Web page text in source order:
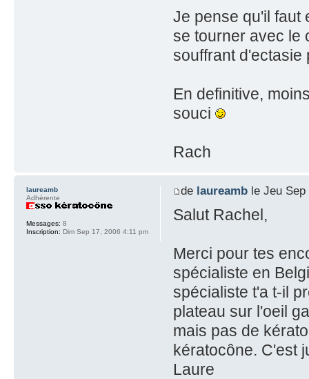
Je pense qu'il faut
se tourner avec le
souffrant d'ectasie
En definitive,
souci
Rach
de laureamble Jeu Sep
Salut Rachel,
Merci pour tes
spécialiste en
spécialiste t'a t-il
plateau sur l'oeil
mais pas de
kératocône. C'est
Laure
laureamb
Adhérente
Messages: 8
Inscription: Dim Sep 17, 2006 4:11 pm